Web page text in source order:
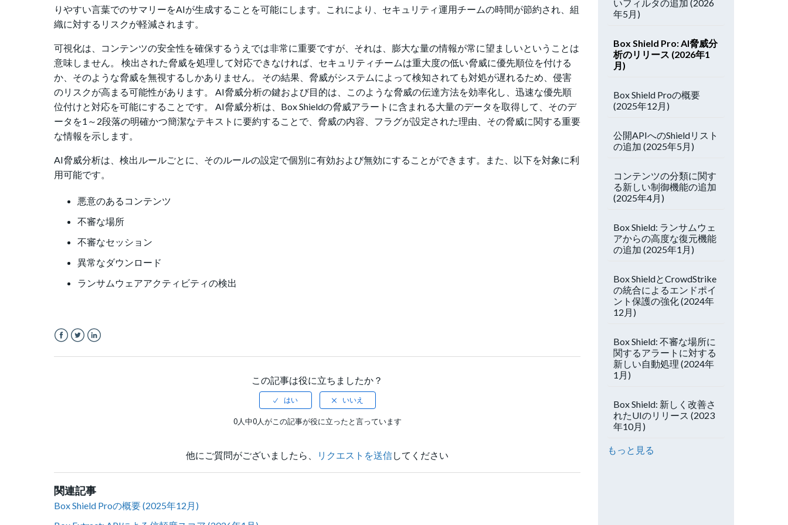
りやすい言葉でのサマリーをAIが生成することを可能にします。これにより、セキュリティ運用チームの時間が節約され、組
織に対するリスクが軽減されます。
可視化は、コンテンツの安全性を確保するうえでは非常に重要ですが、それは、膨大な量の情報が常に望ましいということは
意味しません。 検出された脅威を処理して対応できなければ、セキュリティチームは重大度の低い脅威に優先順位を付ける
か、そのような脅威を無視するしかありません。 その結果、脅威がシステムによって検知されても対処が遅れるため、侵害
のリスクが高まる可能性があります。 AI脅威分析の鍵および目的は、このような脅威の伝達方法を効率化し、迅速な優先順
位付けと対応を可能にすることです。 AI脅威分析は、Box Shieldの脅威アラートに含まれる大量のデータを取得して、そのデ
ータを1～2段落の明確かつ簡潔なテキストに要約することで、脅威の内容、フラグが設定された理由、その脅威に関する重要
な情報を示します。
AI脅威分析は、検出ルールごとに、そのルールの設定で個別に有効および無効にすることができます。また、以下を対象に利
用可能です。
悪意のあるコンテンツ
不審な場所
不審なセッション
異常なダウンロード
ランサムウェアアクティビティの検出
この記事は役に立ちましたか？
0人中0人がこの記事が役に立ったと言っています
他にご質問がございましたら、 リクエストを送信してください
関連記事
Box Shield Proの概要 (2025年12月)
いフィルタの追加 (2026
年5月)
Box Shield Pro: AI脅威分
析のリリース (2026年1
月)
Box Shield Proの概要
(2025年12月)
公開APIへのShieldリスト
の追加 (2025年5月)
コンテンツの分類に関す
る新しい制御機能の追加
(2025年4月)
Box Shield: ランサムウェ
アからの高度な復元機能
の追加 (2025年1月)
Box ShieldとCrowdStrike
の統合によるエンドポイ
ント保護の強化 (2024年
12月)
Box Shield: 不審な場所に
関するアラートに対する
新しい自動処理 (2024年
1月)
Box Shield: 新しく改善さ
れたUIのリリース (2023
年10月)
もっと見る